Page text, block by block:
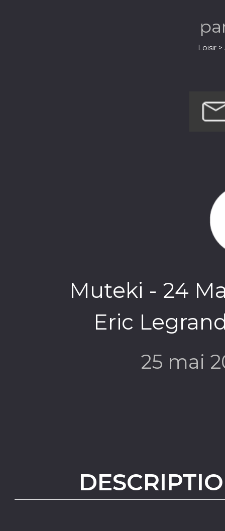
Loisir
Muteki - 24
Eric
25 mai